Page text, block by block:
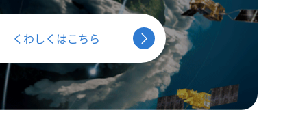
くわしくはこちら